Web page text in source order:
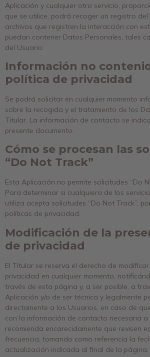
Aplicación y cualquier otro servicio,
que se utilice, podrá recoger un registro del
archivos que registren la interacción con
puedan contener Datos Personales, tales
del Usuario.
Información no
política de privacidad
Se podrá solicitar en cualquier momento
sobre la recogida y el tratamiento de los
Titular. La información de contacto se
presente documento.
Cómo se procesan las
“Do Not Track”
Esta Aplicación no permite solicitudes “Do
Para determinar si cualquiera de los
utiliza acepta solicitudes “Do Not Track”,
políticas de privacidad.
Modificación de la
de privacidad
El Titular se reserva el derecho de
privacidad en cualquier momento,
través de esta página y, a ser posible, a
Aplicación y/o de ser técnica y legalmente
directamente a los Usuarios, en caso de
con la información de contacto necesaria a
recomienda encarecidamente que revisen
frecuencia, tomando como referencia la
actualización indicada al final de la página.